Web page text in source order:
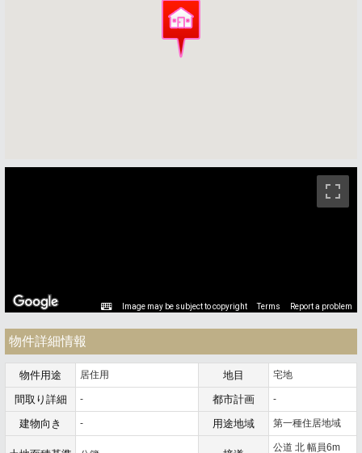
Image may be subject to copyright Terms Report a problem
物件詳細情報
物件用途 居住用 地目 宅地
間取り詳細 - 都市計画 -
建物向き - 用途地域 第一種住居地域
公道 北 幅員6m